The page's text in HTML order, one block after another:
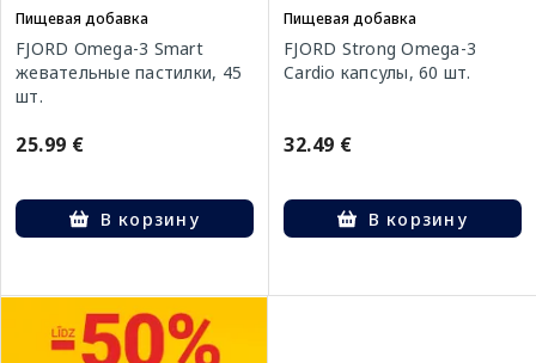
Пищевая добавка
FJORD Omega-3 Smart
жевательные пастилки, 45
шт.
25.99 €
В корзину
Пищевая добавка
FJORD Strong Omega-3
Cardio капсулы, 60 шт.
32.49 €
В корзину